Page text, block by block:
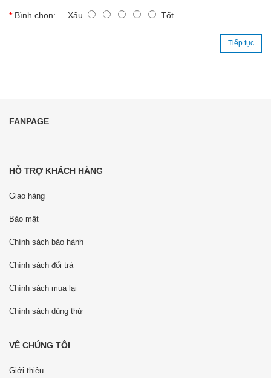
Bình chọn: Xấu Tốt
Tiếp tục
FANPAGE
HỖ TRỢ KHÁCH HÀNG
Giao hàng
Bảo mật
Chính sách bảo hành
Chính sách đổi trả
Chính sách mua lại
Chính sách dùng thử
VỀ CHÚNG TÔI
Giới thiệu